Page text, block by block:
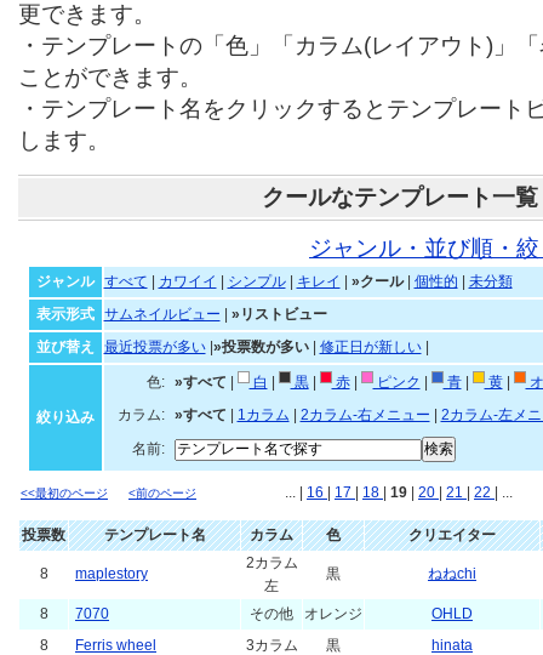
更できます。
・テンプレートの「色」「カラム(レイアウト)」
ことができます。
・テンプレート名をクリックするとテンプレート
します。
クールなテンプレート一覧
ジャンル・並び順・
ジャンル すべて カワイイ シンプル| キレイ »クール| 個性的
未分類
表示形式
サムネイルビュー
»リストビュー
並び替え
最近投票が多い| »投票数が多い| 修正日が新しい|
絞り込み
色: »すべて 白 黒| 赤| ピンク 青| 黄|
カラム:
»すべて 1カラム 2カラム-右メニュー
2カラム-左メ
名前:
<<最初のページ <前のページ ... | 16 17 18 19 20 21 22 | ...
投票数 テンプレート名 カラム 色 クリエイター
8 maplestory
2カラム
左
黒 ねねchi
8 7070 その他 オレンジ
OHLD
8
Ferris wheel 3カラム 黒
hinata